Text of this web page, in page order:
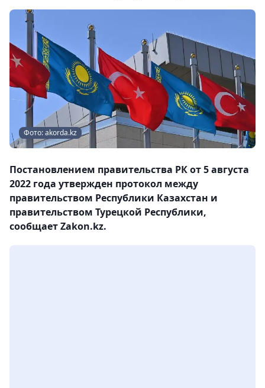
Фото: akorda.kz
Постановлением правительства РК от 5 августа
2022 года утвержден протокол между
правительством Республики Казахстан и
правительством Турецкой Республики,
сообщает Zakon.kz.